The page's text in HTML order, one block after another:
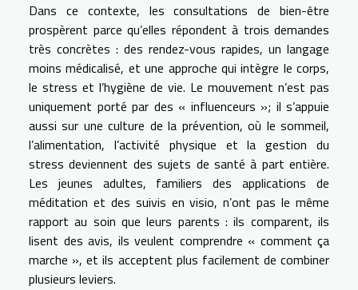
Dans ce contexte, les consultations de bien-être
prospèrent parce qu’elles répondent à trois demandes
très concrètes : des rendez-vous rapides, un langage
moins médicalisé, et une approche qui intègre le corps,
le stress et l’hygiène de vie. Le mouvement n’est pas
uniquement porté par des « influenceurs »; il s’appuie
aussi sur une culture de la prévention, où le sommeil,
l’alimentation, l’activité physique et la gestion du
stress deviennent des sujets de santé à part entière.
Les jeunes adultes, familiers des applications de
méditation et des suivis en visio, n’ont pas le même
rapport au soin que leurs parents : ils comparent, ils
lisent des avis, ils veulent comprendre « comment ça
marche », et ils acceptent plus facilement de combiner
plusieurs leviers.